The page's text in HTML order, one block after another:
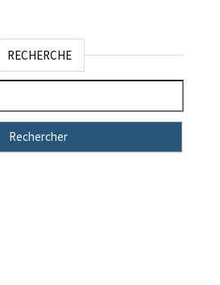
RECHERCHE